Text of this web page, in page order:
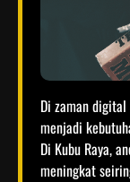
Di zaman
menjadi
Di Kubu Raya,
meningkat